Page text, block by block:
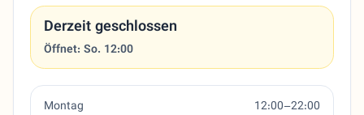
Derzeit geschlossen
Öffnet: So. 12:00
Montag
12:00–22:00